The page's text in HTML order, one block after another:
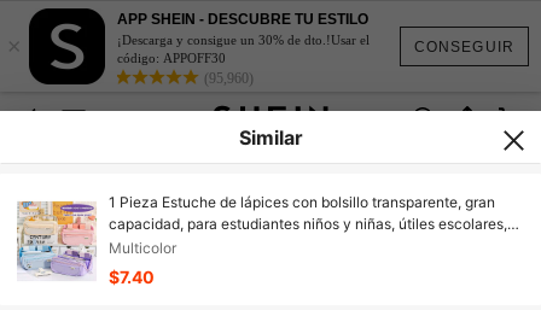
CONSEGUIR
×
APP SHEIN - DESCUBRE TU ESTILO
¡Descarga y consigue un 30% de dto.!Usar el
código: APPOFF30
(95,960)
Similar
1 Pieza Estuche de lápices con bolsillo transparente, gran
capacidad, para estudiantes niños y niñas, útiles escolares,
regreso a clases, material escolar, estuche de lápices,
mochila escolar
Multicolor
$7.40